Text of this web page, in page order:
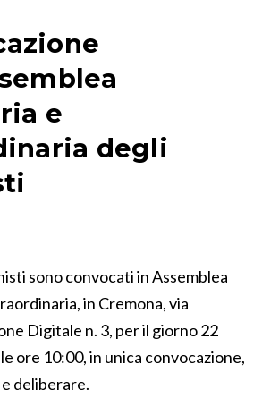
e
degli
sono convocati in Assemblea
in Cremona, via
Digitale n. 3, per il giorno 22
ore 10:00, in unica convocazione,
deliberare.